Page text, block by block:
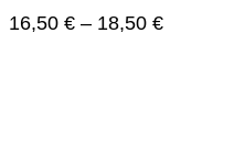
16,50 € – 18,50 €